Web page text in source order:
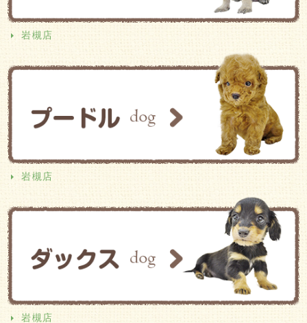
岩槻店
岩槻店
岩槻店